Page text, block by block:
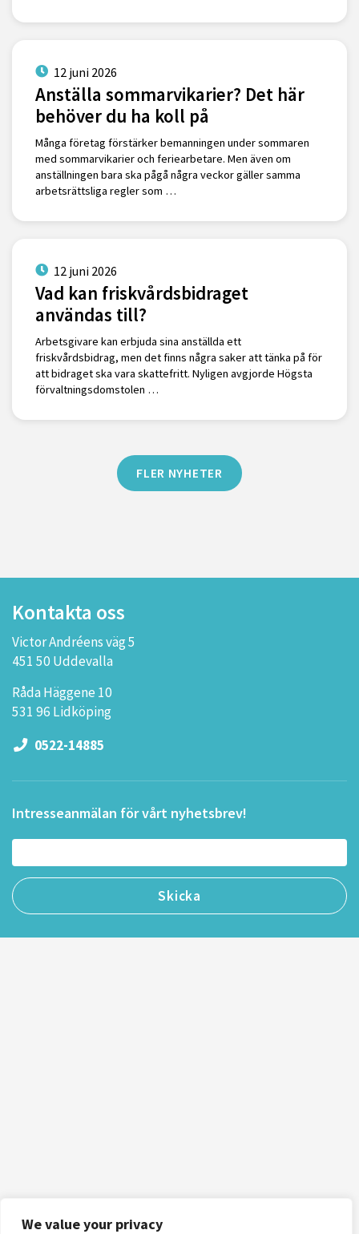
We value your privacy
12 juni 2026
Anställa sommarvikarier? Det här
behöver du ha koll på
Många företag förstärker bemanningen under sommaren
med sommarvikarier och feriearbetare. Men även om
anställningen bara ska pågå några veckor gäller samma
arbetsrättsliga regler som …
12 juni 2026
Vad kan friskvårdsbidraget
användas till?
Arbetsgivare kan erbjuda sina anställda ett
friskvårdsbidrag, men det finns några saker att tänka på för
att bidraget ska vara skattefritt. Nyligen avgjorde Högsta
förvaltningsdomstolen …
FLER NYHETER
Kontakta oss
Victor Andréens väg 5
451 50 Uddevalla
Råda Häggene 10
531 96 Lidköping
0522-14885
Intresseanmälan för vårt nyhetsbrev!